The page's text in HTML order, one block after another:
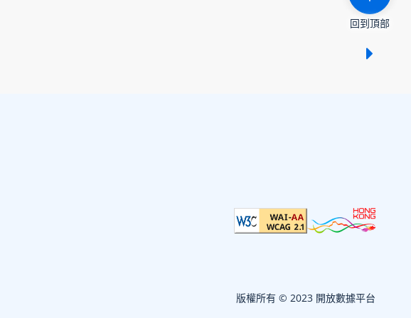
回到頂部
版權所有 © 2023 開放數據平台